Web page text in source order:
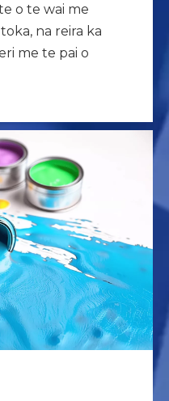
o te wai me
na reira ka
me te pai o